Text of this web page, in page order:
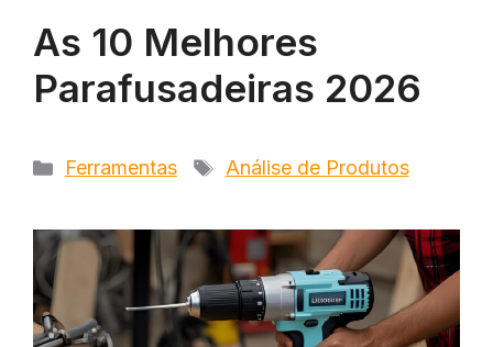
As 10 Melhores
Parafusadeiras 2026
Categorias
Ferramentas Tags
Análise de Produtos